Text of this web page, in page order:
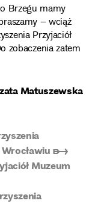
Brzegu mamy
– wciąż
Przyjaciół
zobaczenia zatem
Matuszewska
Wrocławiu ➸
Muzeum